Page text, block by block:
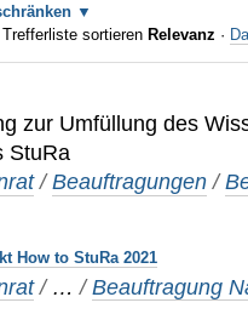
Trefferliste sortieren Relevanz ·
zur Umfüllung des
StuRa
/Beauftragungen /
How to StuRa 2021
/ …/Beauftragung